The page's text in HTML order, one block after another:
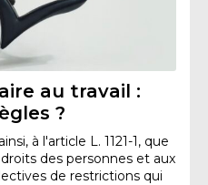
au travail :
?
à l'article L. 1121-1, que
des personnes et aux
de restrictions qui